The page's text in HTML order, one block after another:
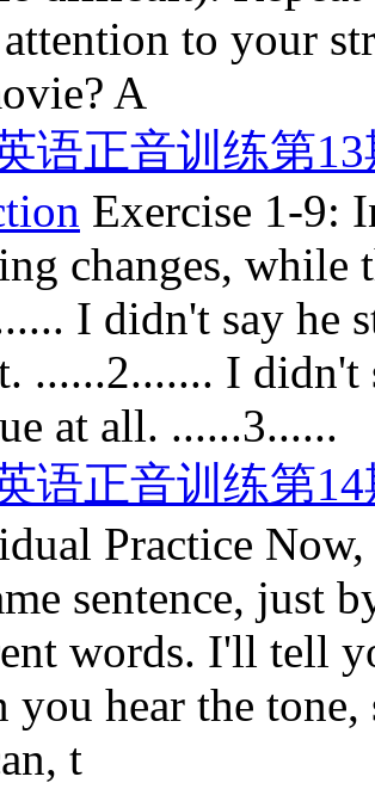
to your
A
语正音训练第
Exercise 1-9:
changes, while
I didn't say he
......2....... I didn't
at all. ......3......
语正音训练第
Practice
sentence, just
words. I'll tell
you hear the tone,
t